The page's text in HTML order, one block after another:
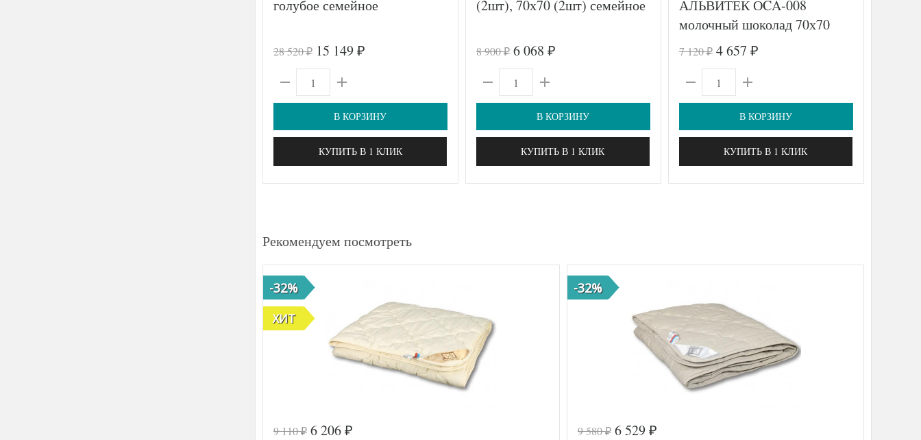
голубое семейное
28 520₽ 15 149 ₽
В КОРЗИНУ
КУПИТЬ В 1 КЛИК
(2шт), 70х70 (2шт) семейное
8 900₽ 6 068 ₽
В КОРЗИНУ
КУПИТЬ В 1 КЛИК
АЛЬВИТЕК ОCA-008
молочный шоколад 70х70
(2шт) 1,5-спальное
7 120₽ 4 657 ₽
В КОРЗИНУ
КУПИТЬ В 1 КЛИК
Рекомендуем посмотреть
-32%
ХИТ
9 110₽ 6 206 ₽
-32%
9 580₽ 6 529 ₽